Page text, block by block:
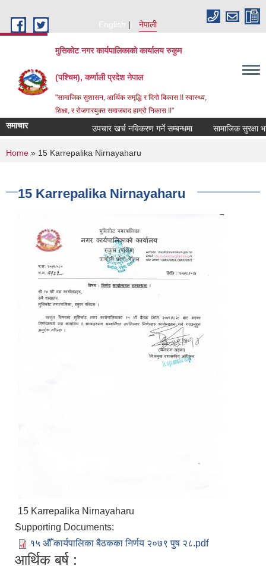
English
नेपाली
मुसिकोट नगर कार्यपालिकाको कार्यालय रुकुम
(पश्चिम), कर्णाली प्रदेश नेपाल
"सामाजिक सुशासन, आर्थिक समृद्धि र दिगो बिकास !! स्वास्थ्य,
शिक्षा, र रोजगारयुक्त समाजबाद हाम्रो निकास !!"
समाचार उपचार खर्च नविकरण गर्ने सम्बन्धमा
You are here
Home » 15 Karrepalika Nirnayaharu
15 Karrepalika Nirnayaharu
15 Karrepalika Nirnayaharu
Supporting Documents:
१५ औँ कार्यपालिका बैठकका निर्णय २०७९ पुष २८.pdf
आर्थिक बर्ष :